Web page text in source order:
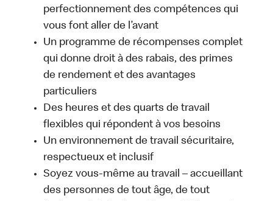
perfectionnement des compétences qui
vous font aller de l’avant
Un programme de récompenses complet
qui donne droit à des rabais, des primes
de rendement et des avantages
particuliers
Des heures et des quarts de travail
flexibles qui répondent à vos besoins
Un environnement de travail sécuritaire,
respectueux et inclusif
Soyez vous-même au travail – accueillant
des personnes de tout âge, de tout